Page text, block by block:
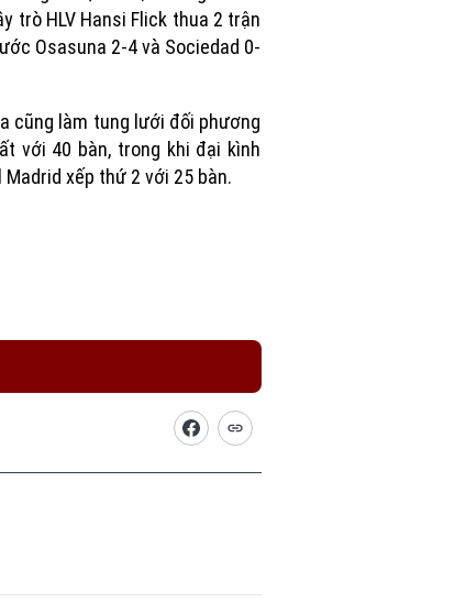
trò HLV Hansi Flick thua 2 trận
Osasuna 2-4 và Sociedad 0-
cũng làm tung lưới đối phương
với 40 bàn, trong khi đại kình
Madrid xếp thứ 2 với 25 bàn.